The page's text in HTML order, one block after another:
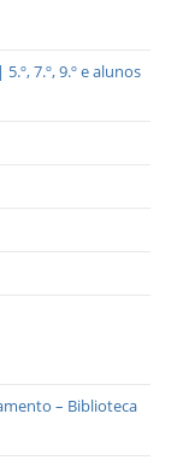
7.º, 9.º e alunos
– Biblioteca